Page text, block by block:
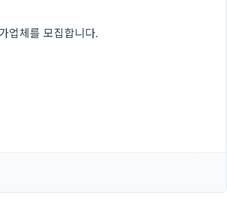
업체를 모집합니다.